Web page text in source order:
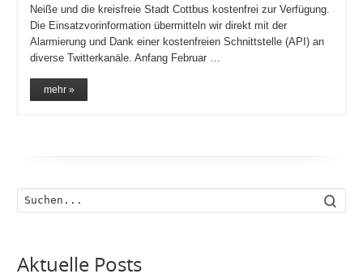
Neiße und die kreisfreie Stadt Cottbus kostenfrei zur Verfügung.
Die Einsatzvorinformation übermitteln wir direkt mit der
Alarmierung und Dank einer kostenfreien Schnittstelle (API) an
diverse Twitterkanäle. Anfang Februar …
mehr »
Aktuelle Posts